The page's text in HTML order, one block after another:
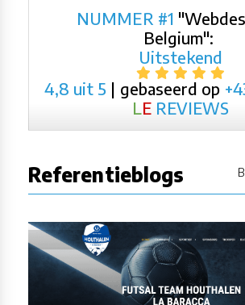
NUMMER #1
Belgium":
Uitstekend
4,8 uit 5 | gebaseerd op
LE REVIEWS
Referentieblogs